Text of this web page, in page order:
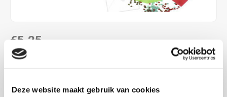
Deze website maakt gebruik van cookies
€5,25
DIRECT LEVERBAAR
ca. 15 x 10 cm Lees meer